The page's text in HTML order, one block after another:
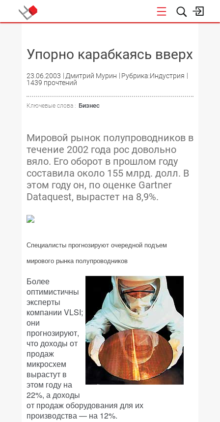
Упорно карабкаясь вверх
23.06.2003 Дмитрий Мурин
Рубрика:Индустрия
1439 прочтений
Ключевые слова : Бизнес
Мировой рынок полупроводников в
течение 2002 года рос довольно
вяло. Его оборот в прошлом году
составила около 155 млрд. долл. В
этом году он, по оценке Gartner
Dataquest, вырастет на 8,9%.
Специалисты прогнозируют очередной подъем
мирового рынка полупроводников
Более
оптимистичны
эксперты
компании VLSI;
они
прогнозируют,
что доходы от
продаж
микросхем
вырастут в
этом году на
22%, а доходы
от продаж оборудования для их
производства — на 12%.